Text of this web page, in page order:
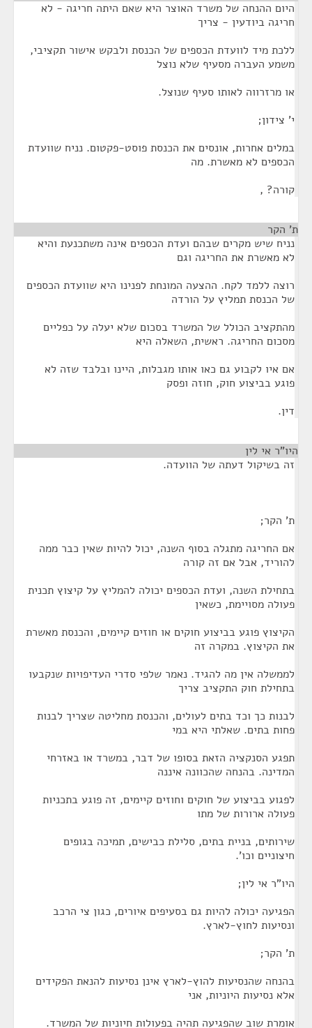
היום ההנחה של משרד האוצר היא שאם היתה חריגה - לא
חריגה ביודעין - צריך
ללכת מיד לוועדת הכספים של הכנסת ולבקש אישור תקציבי,
משמע העברה מסעיף שלא נוצל
או מרזרווה לאותו סעיף שנוצל.
י' צידון;
במלים אחרות, אונסים את הכנסת פוסט-פקטום. נניח שוועדת
הכספים לא מאשרת. מה
קורה? ,
ת' הקר
נניח שיש מקרים שבהם ועדת הכספים אינה משתכנעת והיא
לא מאשרת את החריגה וגם
רוצה ללמד לקח. ההצעה המונחת לפנינו היא שוועדת הכספים
של הכנסת תמליץ על הורדה
מהתקציב הכולל של המשרד בסכום שלא יעלה על כפליים
מסכום החריגה. ראשית, השאלה היא
אם איו לקבוע גם כאו אותו מגבלות, היינו ובלבד שזה לא
פוגע בביצוע חוק, חוזה ופסק
דין.
היו"ר אי לין
זה בשיקול דעתה של הוועדה.
ת' הקר;
אם החריגה מתגלה בסוף השנה, יכול להיות שאין כבר ממה
להוריד, אבל אם זה קורה
בתחילת השנה, ועדת הכספים יכולה להמליץ על קיצוץ תכנית
פעולה מסויימת, כשאין
הקיצוץ פוגע בביצוע חוקים או חוזים קיימים, והכנסת מאשרת
את הקיצוץ. במקרה זה
לממשלה אין מה להגיד. נאמר שלפי סדרי העדיפויות שנקבעו
בתחילת חוק התקציב צריך
לבנות כך וכד בתים לעולים, והכנסת מחליטה שצריך לבנות
פחות בתים. שאלתי היא במי
תפגע הסנקציה הזאת בסופו של דבר, במשרד או באזרחי
המדינה. בהנחה שהכוונה איננה
לפגוע בביצוע של חוקים וחוזים קיימים, זה פוגע בתכניות
פעולה ארורות של מתו
שירותים, בניית בתים, סלילת כבישים, תמיכה בגופים
חיצוניים וכו'.
היו"ר אי לין;
הפגיעה יכולה להיות גם בסעיפים איורים, כגון צי הרכב
ונסיעות לחוץ-לארץ.
ת' הקר;
בהנחה שהנסיעות להוץ-לארץ אינן נסיעות להנאת הפקידים
אלא נסיעות היוניות, אני
אומרת שוב שהפגיעה תהיה בפעולות חיוניות של המשרד.